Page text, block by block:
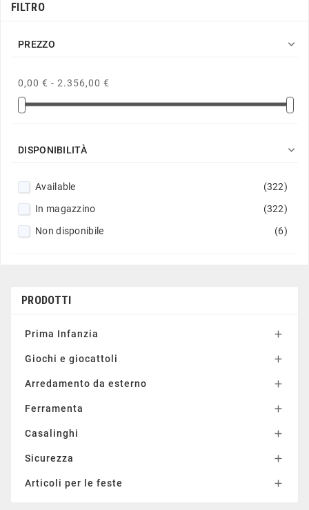
FILTRO
PREZZO 
0,00 € - 2.356,00 €
DISPONIBILITÀ 
Available
(322)
In magazzino
(322)
Non disponibile
(6)
PRODOTTI
Prima Infanzia 
Giochi e giocattoli 
Arredamento da esterno 
Ferramenta 
Casalinghi 
Sicurezza 
Articoli per le feste 